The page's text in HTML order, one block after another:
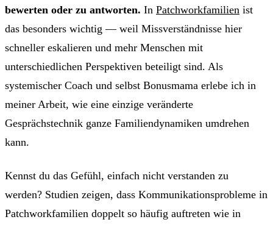
bewerten oder zu antworten. In Patchworkfamilien ist
das besonders wichtig — weil Missverständnisse hier
schneller eskalieren und mehr Menschen mit
unterschiedlichen Perspektiven beteiligt sind. Als
systemischer Coach und selbst Bonusmama erlebe ich in
meiner Arbeit, wie eine einzige veränderte
Gesprächstechnik ganze Familiendynamiken umdrehen
kann.
Kennst du das Gefühl, einfach nicht verstanden zu
werden? Studien zeigen, dass Kommunikationsprobleme in
Patchworkfamilien doppelt so häufig auftreten wie in